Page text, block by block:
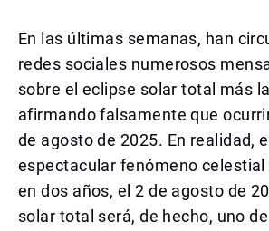
En las últimas semanas, han
redes sociales numerosos
sobre el eclipse solar total más
afirmando falsamente que
de agosto de 2025. En realidad,
espectacular fenómeno celestial
en dos años, el 2 de agosto de
solar total será, de hecho, uno